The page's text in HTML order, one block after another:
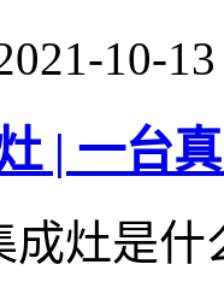
10-
| 一台
成灶是什